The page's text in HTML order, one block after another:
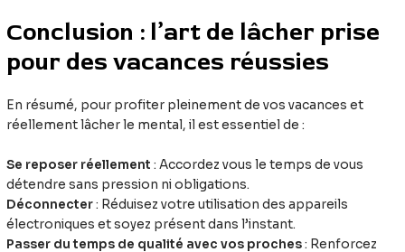
Conclusion : l’art de lâcher prise
pour des vacances réussies
En résumé, pour profiter pleinement de vos vacances et
réellement lâcher le mental, il est essentiel de :
Se reposer réellement : Accordez vous le temps de vous
détendre sans pression ni obligations.
Déconnecter: Réduisez votre utilisation des appareils
électroniques et soyez présent dans l’instant.
Passer du temps de qualité avec vos proches: Renforcez